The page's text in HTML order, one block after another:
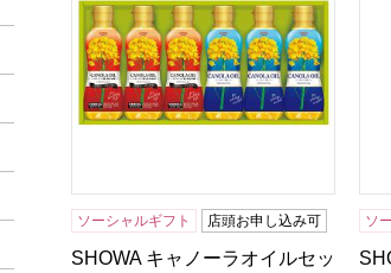
ソーシャルギフト 店頭お申し込み可
SHOWA キャノーラオイルセッ
ソ